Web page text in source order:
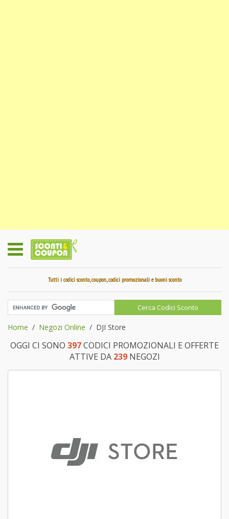
Tutti i codici sconto, coupon, codici promozionali e buoni sconto
Home Negozi Online DJI Store
OGGI CI SONO 397CODICI PROMOZIONALI E OFFERTE
ATTIVE DA 239NEGOZI